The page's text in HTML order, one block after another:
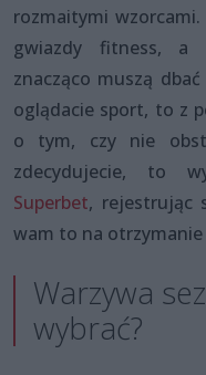
rozmaitymi
gwiazdy fitness, a
znacząco muszą
oglądacie sport, to z
o tym, czy nie
zdecydujecie, to
Superbet, rejestrując
wam to na
Warzywa
wybrać?